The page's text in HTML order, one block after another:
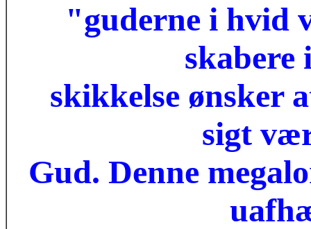
"guderne i hvid
skabere
skikkelse ønsker
sigt
Gud. Denne